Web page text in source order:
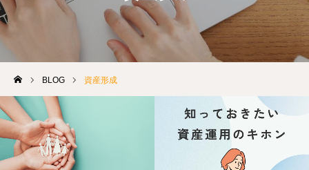
BLOG 資産形成
VOICES
BLOG
STAFF